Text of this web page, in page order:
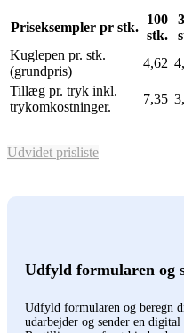
Priseksempler pr stk.
100
stk.
Kuglepen pr. stk.
(grundpris)
4,62
Tillæg pr. tryk inkl.
trykomkostninger.
7,35
Udvidet prisliste
Udfyld formularen og
Udfyld formularen og beregn
udarbejder og sender en